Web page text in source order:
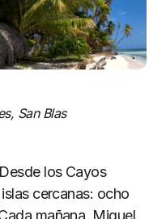
San Blas
Desde los Cayos
cercanas: ocho
mañana, Miguel,